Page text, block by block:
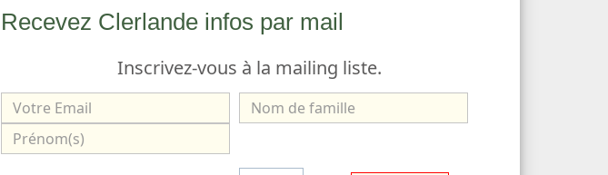
Recevez Clerlande infos par mail
Inscrivez-vous à la mailing liste.
o
t
N